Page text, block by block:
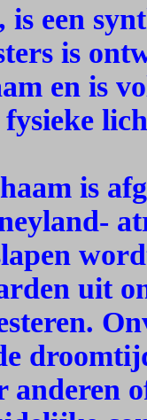
is een
is
en is
is
uit
anderen